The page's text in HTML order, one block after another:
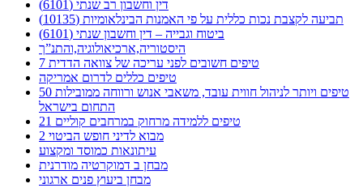
דין וחשבון רב שנתי (6101)
תביעה לקצבת נכות כללית על פי האמנות הבינלאומיות (10135)
ביטוח וגבייה – דין וחשבון שנתי (6101)
היסטוריה,ארכיאולוגיה,והתנ”ך
7 טיפים חשובים לפני עריכה של צוואה הדדית
טיפים כללים לדרום אמריקה
50 טיפים ויותר לניהול חווית עובד, משאבי אנוש ורווחה ממובילות
התחום בישראל
21 טיפים ללמידה מרחוק במרחבים קוליים
מבוא לדיני חופש הביטוי 2
עיתונאות כמוסד ומקצוע
מבחן ב דמוקרטיה מודרנית
מבחן ביעוץ פנים ארגוני